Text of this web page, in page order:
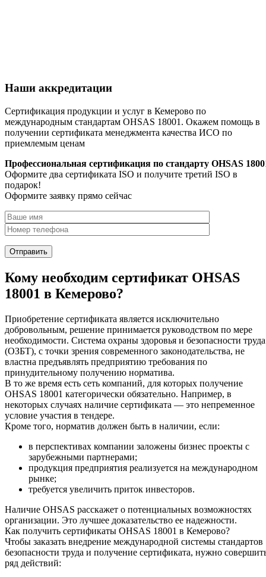
Наши аккредитации
Сертификация продукции и услуг в Кемерово по
международным стандартам OHSAS 18001. Окажем помощь в
получении сертификата менеджмента качества ИСО по
приемлемым ценам
Профессиональная сертификация по стандарту OHSAS
Оформите два сертификата ISO и получите третий ISO в
подарок!
Оформите заявку прямо сейчас
Кому необходим сертификат OHSAS
18001 в Кемерово?
Приобретение сертификата является исключительно
добровольным, решение принимается руководством по мере
необходимости. Система охраны здоровья и безопасности труда
(ОЗБТ), с точки зрения современного законодательства, не
властна предъявлять предприятию требования по
принудительному получению норматива.
В то же время есть сеть компаний, для которых получение
OHSAS 18001 категорически обязательно. Например, в
некоторых случаях наличие сертификата — это непременное
условие участия в тендере.
Кроме того, норматив должен быть в наличии, если:
в перспективах компании заложены бизнес проекты с
зарубежными партнерами;
продукция предприятия реализуется на международном
рынке;
требуется увеличить приток инвесторов.
Наличие OHSAS расскажет о потенциальных возможностях
организации. Это лучшее доказательство ее надежности.
Как получить сертификаты OHSAS 18001 в Кемерово?
Чтобы заказать внедрение международной системы стандартов
безопасности труда и получение сертификата, нужно
ряд действий: